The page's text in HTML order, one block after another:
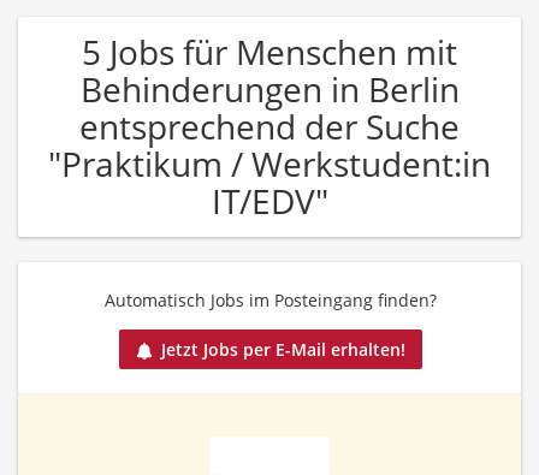
5 Jobs für Menschen mit
Behinderungen in Berlin
entsprechend der Suche
"Praktikum / Werkstudent:in
IT/EDV"
Automatisch Jobs im Posteingang finden?
Jetzt Jobs per E-Mail erhalten!